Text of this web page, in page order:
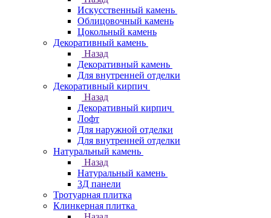
Искусственный камень
Облицовочный камень
Цокольный камень
Декоративный камень
Назад
Декоративный камень
Для внутренней отделки
Декоративный кирпич
Назад
Декоративный кирпич
Лофт
Для наружной отделки
Для внутренней отделки
Натуральный камень
Назад
Натуральный камень
3Д панели
Тротуарная плитка
Клинкерная плитка